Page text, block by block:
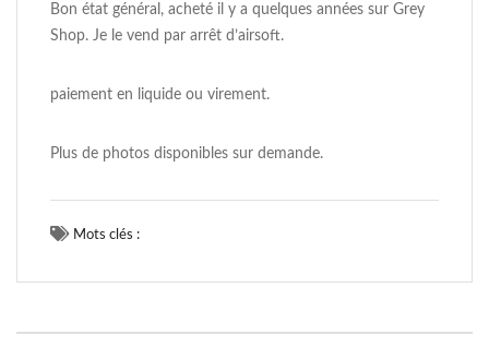
Bon état général, acheté il y a quelques années sur Grey
Shop. Je le vend par arrêt d’airsoft.
paiement en liquide ou virement.
Plus de photos disponibles sur demande.
Mots clés :